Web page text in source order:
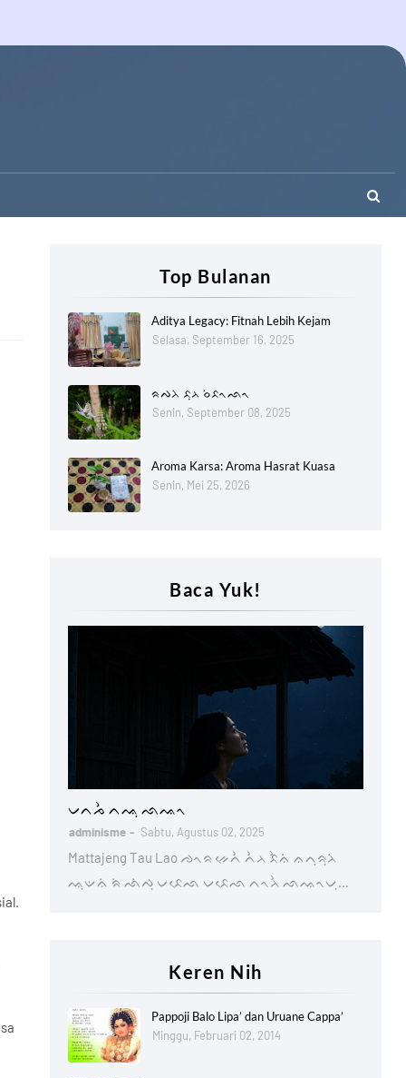
Top Bulanan
Aditya Legacy: Fitnah Lebih Kejam
Selasa, September 16, 2025
ᨑᨄᨂᨗ ᨅᨘᨂ ᨔᨗᨅᨚᨒᨚ
Senin, September 08, 2025
Aroma Karsa: Aroma Hasrat Kuasa
Senin, Mei 25, 2026
Baca Yuk!
ᨆᨈᨍᨛ ᨈᨕᨘ ᨒᨕᨚ
adminisme Sabtu, Agustus 02, 2025
Mattajeng Tau Lao ᨌᨚᨑ ᨀᨙᨈᨛ ᨈᨛᨂ ᨅᨛᨊᨗ ᨊᨈᨘᨑᨘᨂᨗ
ᨕᨘᨉᨊᨗ ᨑᨗ ᨒᨗᨄᨘ ᨆᨅᨙᨒ ᨆᨅᨙᨒ ᨈᨚᨂᨛ ᨒᨕᨚᨆᨘ…
Keren Nih
Pappoji Balo Lipa’ dan Uruane Cappa’
Minggu, Februari 02, 2014